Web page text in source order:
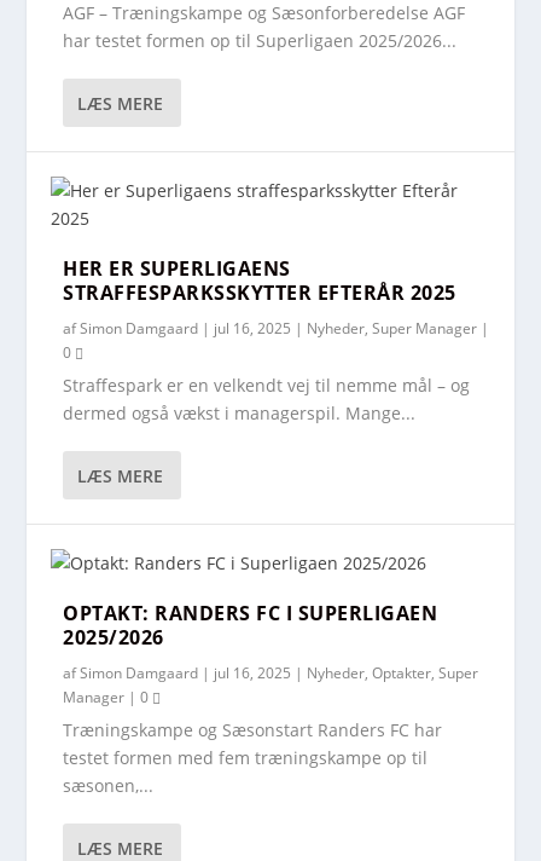
AGF – Træningskampe og Sæsonforberedelse AGF
har testet formen op til Superligaen 2025/2026...
LÆS MERE
HER ER SUPERLIGAENS
STRAFFESPARKSSKYTTER EFTERÅR 2025
afSimon Damgaard | jul 16, 2025 | Nyheder,Super Manager |
0
Straffespark er en velkendt vej til nemme mål – og
dermed også vækst i managerspil. Mange...
LÆS MERE
OPTAKT: RANDERS FC I SUPERLIGAEN
2025/2026
afSimon Damgaard | jul 16, 2025 | Nyheder,Optakter,Super
Manager |0
Træningskampe og Sæsonstart Randers FC har
testet formen med fem træningskampe op til
sæsonen,...
LÆS MERE